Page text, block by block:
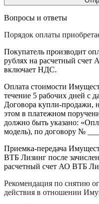
Вопросы и ответы
Порядок оплаты
Покупатель производит
рублях на расчетный
включает НДС.
Оплата стоимости
течение 5 рабочих дней с
Договора купли-продажи,
этом в платежном
должно быть указано:
модель), по договору №
Приемка-передача
ВТБ Лизинг после
расчетный счет АО ВТБ
Рекомендация по снятию
действия в отношении